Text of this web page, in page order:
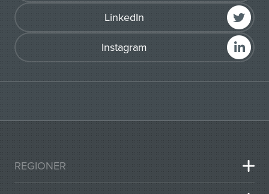
LinkedIn
Instagram
REGIONER